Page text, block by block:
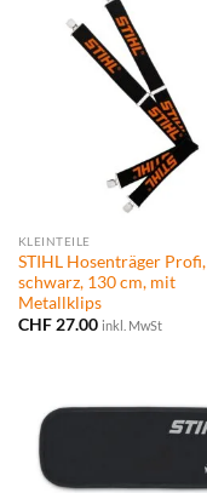
KLEINTEILE
STIHL Hosenträger Profi,
schwarz, 130 cm, mit
Metallklips
CHF27.00 inkl. MwSt